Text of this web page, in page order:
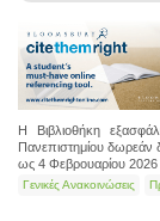
H Βιβλιοθήκη
Πανεπιστημίου δωρεάν
ως 4 Φεβρουαρίου 2026
Γενικές Ανακοινώσεις